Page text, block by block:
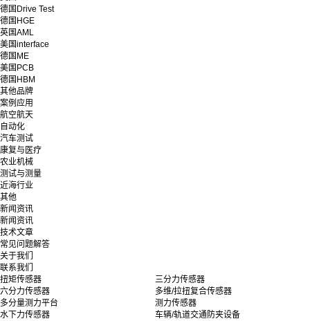
德国Drive Test
德国HGE
英国AML
美国interface
德国ME
美国PCB
德国HBM
其他品牌
案例应用
航空航天
自动化
汽车测试
康复与医疗
农业机械
测试与测量
近海行业
其他
新闻资讯
新闻资讯
技术文章
常见问题解答
关于我们
联系我们
扭矩传感器
三分力传感器
六分力传感器
多维/拉扭复合传感器
多分量测力平台
测力传感器
水下力传感器
车辆/轨道交通防夹设备